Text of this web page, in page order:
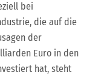
bei
die auf die
der
Euro in den
hat, steht